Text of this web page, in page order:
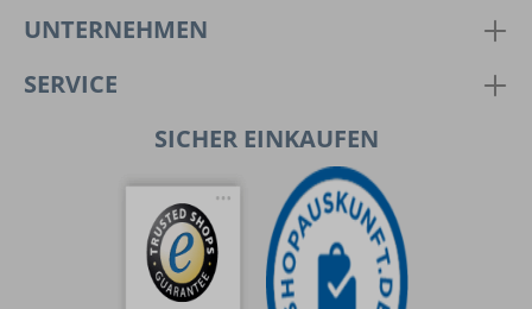
UNTERNEHMEN
SERVICE
SICHER EINKAUFEN